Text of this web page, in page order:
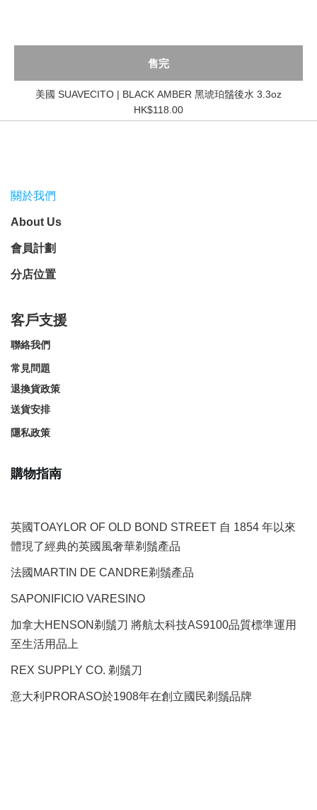
售完
美國 SUAVECITO | BLACK AMBER 黑琥珀鬚後水 3.3oz
HK$118.00
關於我們
About Us
會員計劃
分店位置
客戶支援
聯絡我們
常見問題
退換貨政策
送貨安排
隱私政策
購物指南
英國TOAYLOR OF OLD BOND STREET 自 1854 年以來
體現了經典的英國風奢華剃鬚產品
法國MARTIN DE CANDRE剃鬚產品
SAPONIFICIO VARESINO
加拿大HENSON剃鬚刀 將航太科技AS9100品質標準運用
至生活用品上
REX SUPPLY CO. 剃鬚刀
意大利PRORASO於1908年在創立國民剃鬚品牌